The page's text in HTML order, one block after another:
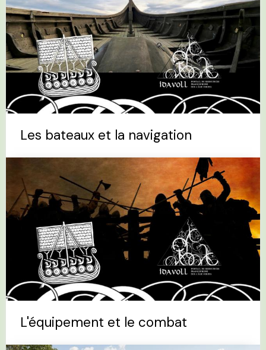
Les bateaux et la navigation
L'équipement et le combat